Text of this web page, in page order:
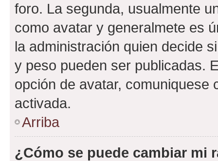
foro. La segunda, usualmente
como avatar y generalmete es
la administración quien decide
y peso pueden ser publicadas.
opción de avatar, comuniquese
activada.
Arriba
¿Cómo se puede cambiar mi